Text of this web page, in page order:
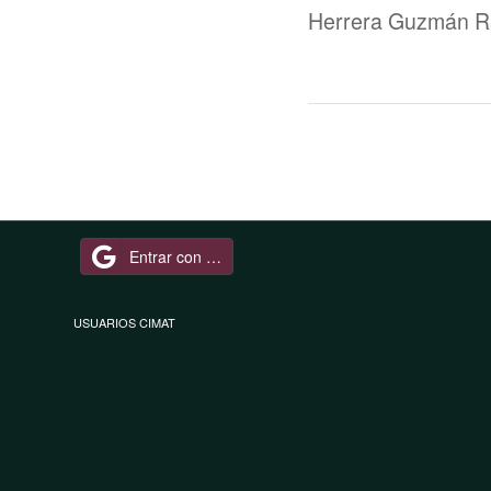
Herrera Guzmán
Entrar con Google
USUARIOS CIMAT